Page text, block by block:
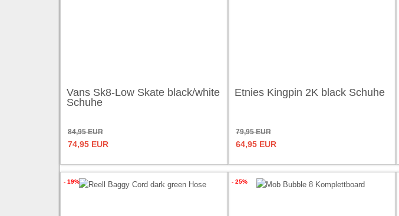
Vans Sk8-Low Skate black/white
Schuhe
84,95 EUR
74,95 EUR
Etnies Kingpin 2K black Schuhe
79,95 EUR
64,95 EUR
- 19% - 25%